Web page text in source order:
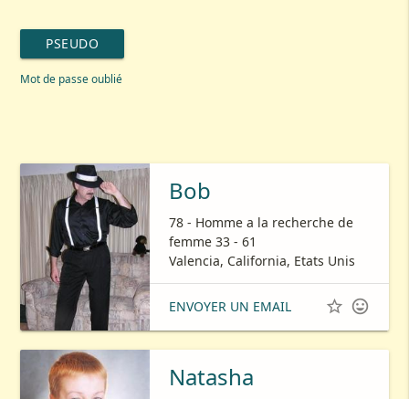
PSEUDO
Mot de passe oublié
Bob
78 - Homme a la recherche de
femme 33 - 61
Valencia, California, Etats Unis
ENVOYER UN EMAIL  
Natasha